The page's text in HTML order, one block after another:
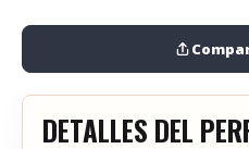
DETALLES DEL